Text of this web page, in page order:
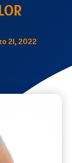
21, 2022